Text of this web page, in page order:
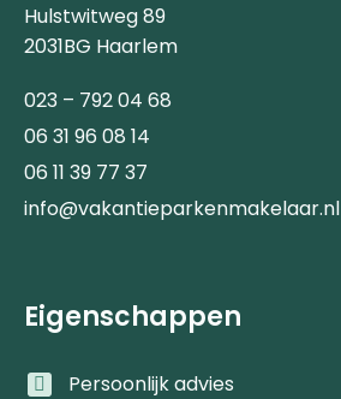
Hulstwitweg 89
2031BG Haarlem
023 – 792 04 68
06 31 96 08 14
06 11 39 77 37
info@vakantieparkenmakelaar.nl
Eigenschappen
Persoonlijk advies